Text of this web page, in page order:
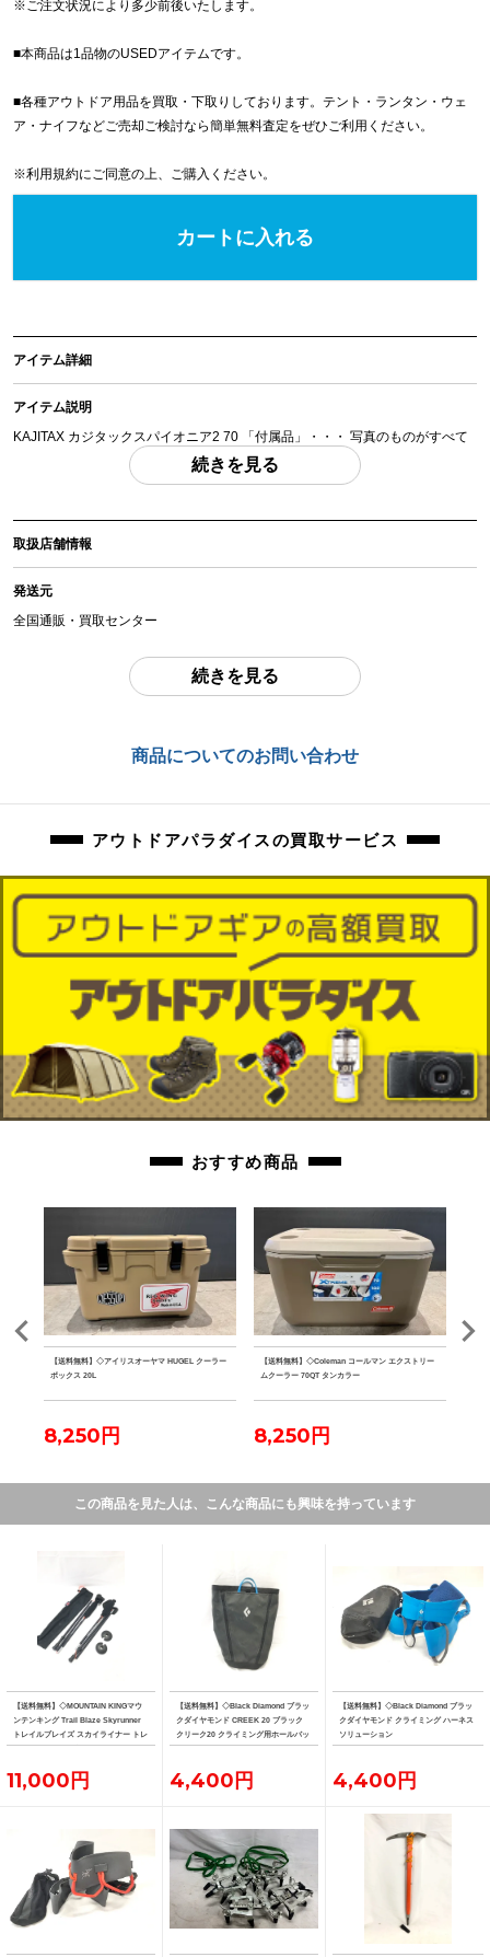
※ご注文状況により多少前後いたします。
■本商品は1品物のUSEDアイテムです。
■各種アウトドア用品を買取・下取りしております。テント・ランタン・ウェ
ア・ナイフなどご売却ご検討なら簡単無料査定をぜひご利用ください。
※利用規約にご同意の上、ご購入ください。
カートに入れる
アイテム詳細
アイテム説明
KAJITAX カジタックスパイオニア2 70 「付属品」・・・ 写真のものがすべて
(撮影、運搬備品は除く)
アイテム状態
中古：D（強い使用感あり/目立つキズ、ヨゴレ、サビなど）
のがあります。
orb-2605113245-od-081570012
続きを見る
取扱店舗情報
発送元
全国通販・買取センター
東京都江戸川区中葛西6-10-15 2F
続きを見る
商品についてのお問い合わせ
アウトドアパラダイスの買取サービス
おすすめ商品
【送料無料】◇アイリスオーヤマ HUGEL クーラー
ボックス 20L
8,250円
【送料無料】◇Coleman コールマン エクストリー
ムクーラー 70QT タンカラー
8,250円
この商品を見た人は、こんな商品にも興味を持っています
【送料無料】◇MOUNTAIN KINGマウ
ンテンキング Trail Blaze Skyrunner
トレイルブレイズ スカイライナー トレ
ッキングポール 2本
11,000円
【送料無料】◇Black Diamond ブラッ
クダイヤモンド CREEK 20 ブラック
クリーク20 クライミング用ホールバッ
グ
4,400円
【送料無料】◇Black Diamond ブラッ
クダイヤモンド クライミング ハーネス
ソリューション
4,400円